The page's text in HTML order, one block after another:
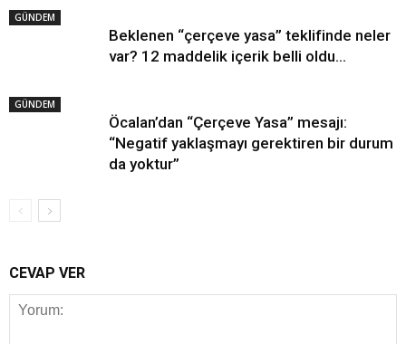
GÜNDEM
Beklenen “çerçeve yasa” teklifinde neler
var? 12 maddelik içerik belli oldu…
GÜNDEM
Öcalan’dan “Çerçeve Yasa” mesajı:
“Negatif yaklaşmayı gerektiren bir durum
da yoktur”
CEVAP VER